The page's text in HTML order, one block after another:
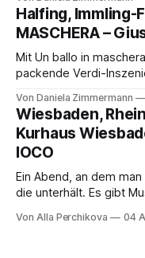
Aufführung mit starken
Philharmonikern,
hinter den Erwartungen
Halfing, Immling-
MASCHERA –
Mit Un ballo in
packende Verdi-
psychologische Tiefe
einem spielfreudigen
überzeugenden
Von Daniela Zimmermann
Wiesbaden,
Kurhaus
IOCO
Ein Abend, an dem man das
die unterhält. Es gibt
Genau so war der
Von Alla Perchikova 04